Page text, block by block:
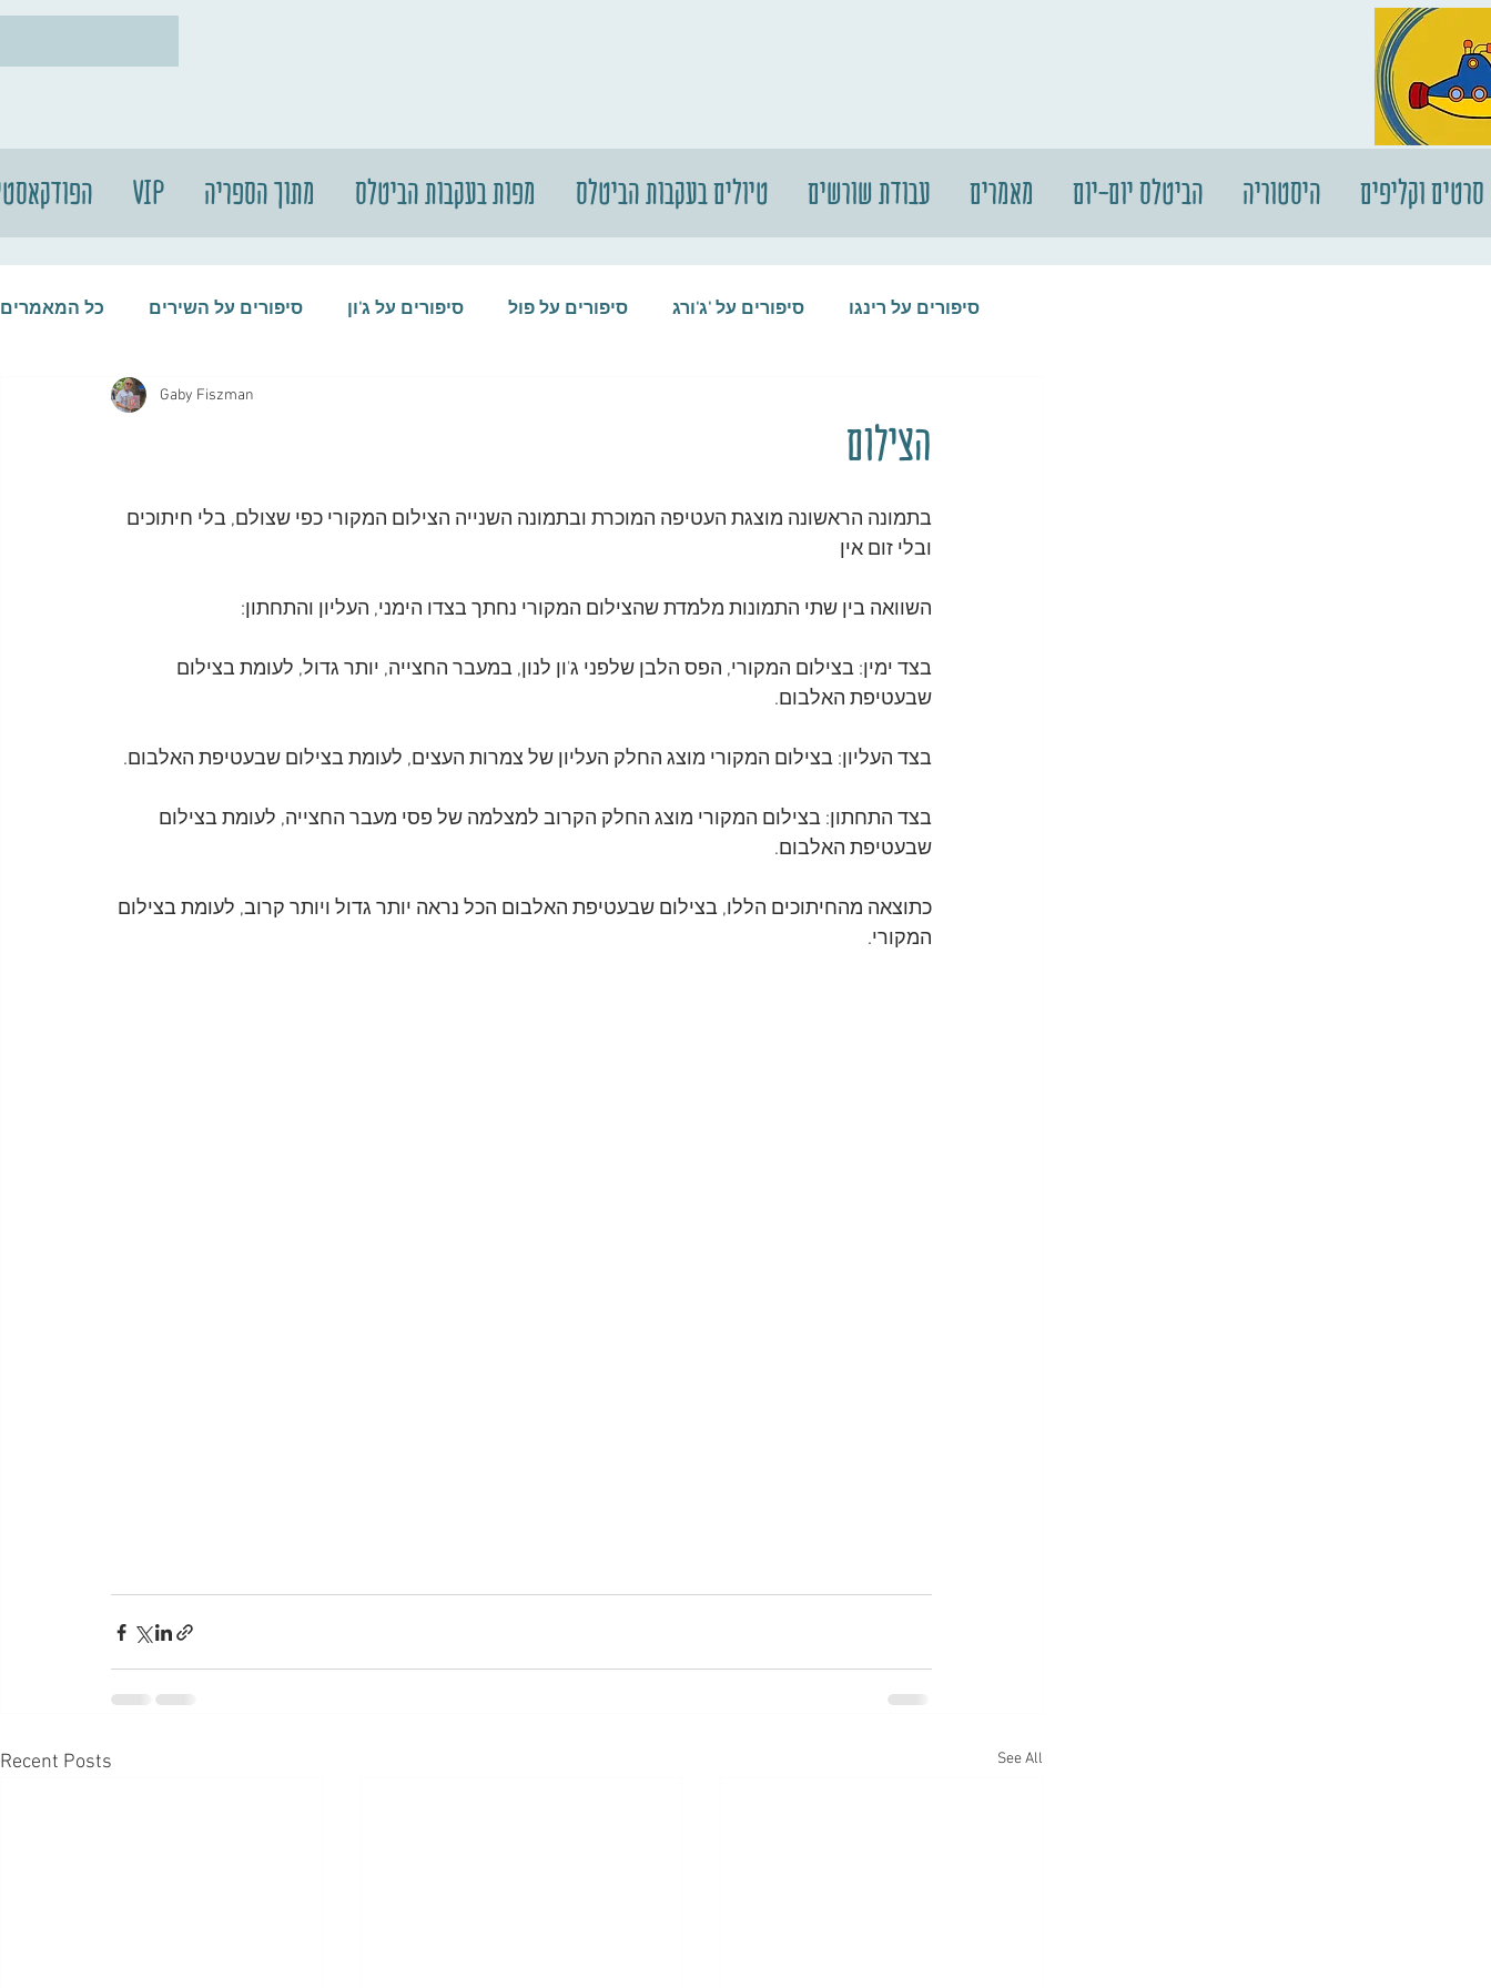
VIP מתוך הספריה מפות בעקבות הביטלס טיולים בעקבות הביטלס עבודת שורשים מאמרים הביטלס יום-יום היסטוריה סרטים וקליפים
כל המאמרים סיפורים על השירים סיפורים על ג'ון סיפורים על פול סיפורים על 'ג'ורג סיפורים על רינגו
סיפורים על הביטלס סיפורים על התקליטים
הצילום
Gaby Fiszman
בתמונה הראשונה מוצגת העטיפה המוכרת ובתמונה השנייה הצילום המקורי כפי שצולם, בלי חיתוכים
ובלי זום אין
השוואה בין שתי התמונות מלמדת שהצילום המקורי נחתך בצדו הימני, העליון והתחתון:
בצד ימין: בצילום המקורי, הפס הלבן שלפני ג'ון לנון, במעבר החצייה, יותר גדול, לעומת בצילום
שבעטיפת האלבום.
בצד העליון: בצילום המקורי מוצג החלק העליון של צמרות העצים, לעומת בצילום שבעטיפת האלבום.
בצד התחתון: בצילום המקורי מוצג החלק הקרוב למצלמה של פסי מעבר החצייה, לעומת בצילום
שבעטיפת האלבום.
כתוצאה מהחיתוכים הללו, בצילום שבעטיפת האלבום הכל נראה יותר גדול ויותר קרוב, לעומת בצילום
המקורי.
Recent Posts See All